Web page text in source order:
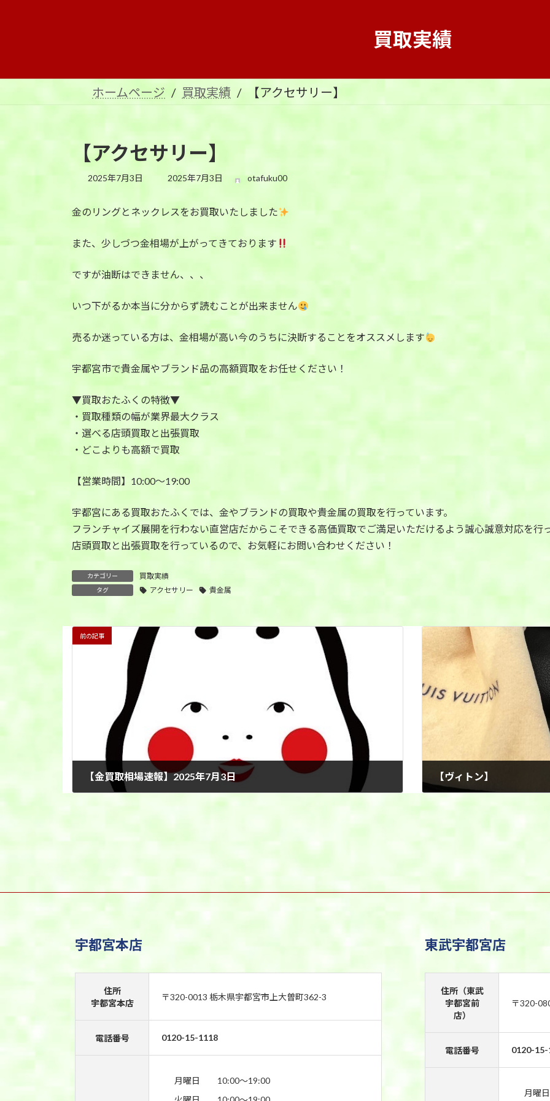
へ
ョ
買取実績
ホームページ 買取実績 【アクセサリー】
【アクセサリー】
2025年7月3日
最
新
時
:
2025年7月3日 otafuku00
金のリングとネックレスをお買取いたしました
また、少しづつ金相場が上がってきております
ですが油断はできません、、、
いつ下がるか本当に分からず読むことが出来ません
売るか迷っている方は、金相場が高い今のうちに決断することをオススメします
宇都宮市で貴金属やブランド品の高額買取をお任せください！
▼買取おたふくの特徴▼
・買取種類の幅が業界最大クラス
・選べる店頭買取と出張買取
・どこよりも高額で買取
【営業時間】10:00〜19:00
宇都宮にある買取おたふくでは、金やブランドの買取や貴金属の買取を行っています。
フランチャイズ展開を行わない直営店だからこそできる高価買取でご満足いただけるよう誠心誠意対応を行
店頭買取と出張買取を行っているので、お気軽にお問い合わせください！
カテゴリー 買取実績
タグ アクセサリー 貴金属
前の記事
【金買取相場速報】2025年7月3日 【ヴィトン】
宇都宮本店
住所
宇都宮本店
〒320-0013 栃木県宇都宮市上大曽町362-3
電話番号 0120-15-1118
月曜日
10:00〜19:00
東武宇都宮店
住所（東武
宇都宮前
店）
〒320-
電話番号 0120-15-
月曜日